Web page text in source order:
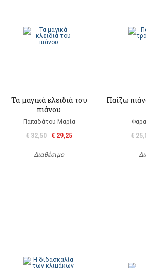
Τα μαγικά κλειδιά του
πιάνου
Παπαδάτου Μαρία
€ 32,50
€ 29,25
Διαθέσιμο
Παίζω
€